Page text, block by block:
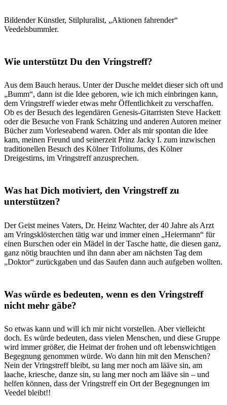
Bildender Künstler, Stilpluralist, „Aktionen fahrender“
Veedelsbummler.
Wie unterstützt Du den Vringstreff?
Aus dem Bauch heraus. Unter der Dusche meldet dieser sich oft und
„Bumm“, dann ist die Idee geboren, wie ich mich einbringen kann,
dem Vringstreff wieder etwas mehr Öffentlichkeit zu verschaffen.
Ob es der Besuch des legendären Genesis-Gitarristen Steve Hackett
oder die Besuche von Frank Schätzing und anderen Autoren meiner
Bücher zum Vorleseabend waren. Oder als mir spontan die Idee
kam, meinen Freund und seinerzeit Prinz Jacky I. zum inzwischen
traditionellen Besuch des Kölner Trifoliums, des Kölner
Dreigestirns, im Vringstreff anzusprechen.
Was hat Dich motiviert, den Vringstreff zu
unterstützen?
Der Geist meines Vaters, Dr. Heinz Wachter, der 40 Jahre als Arzt
am Vringsklösterchen tätig war und immer einen „Heiermann“ für
einen Burschen oder ein Mädel in der Tasche hatte, die diesen ganz,
ganz nötig brauchten und ihn dann aber am nächsten Tag dem
„Doktor“ zurückgaben und das Saufen dann auch aufgeben wollten.
Was würde es bedeuten, wenn es den Vringstreff
nicht mehr gäbe?
So etwas kann und will ich mir nicht vorstellen. Aber vielleicht
doch. Es würde bedeuten, dass vielen Menschen, und diese Gruppe
wird immer größer, die Heimat der frohen und oft lebenswichtigen
Begegnung genommen würde. Wo dann hin mit den Menschen?
Nein der Vringstreff bleibt, su lang mer noch am lääve sin, am
laache, kriesche, danze sin, su lang mer noch am lääve sin – und
helfen können, dass der Vringstreff ein Ort der Begegnungen im
Veedel bleibt!!